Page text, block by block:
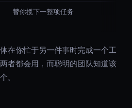
替你揽下一整项任务
在你忙于另一件事时完成一个工
者都会用，而聪明的团队知道该
。